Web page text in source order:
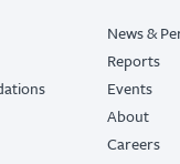
News &
Reports
Events
About
Careers